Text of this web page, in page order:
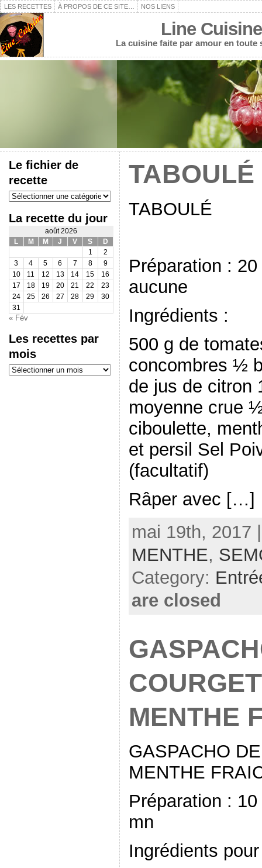
LES RECETTES À PROPOS DE CE SITE… NOS LIENS
Line Cuisine
La cuisine faite par amour en
Le fichier de
recette
Le
fichier
recette
La recette du jour
août 2026
L
M M J V S
D
1
2
3
4 5 6 7 8
9
10
11 12 13 14 15
16
17
18 19 20 21 22
23
24
25 26 27 28 29
30
31
« Fév
Les recettes par
mois
Les
recettes
TABOULÉ
TABOULÉ
Préparation :
aucune
Ingrédients :
500 g de
concombres ½
de jus de citron
moyenne crue
ciboulette,
et persil Sel
(facultatif)
Râper avec […]
mai 19th, 2017
MENTHE,
Category:
are closed
MENTHE
GASPACHO
MENTHE
Préparation :
mn
Ingrédients